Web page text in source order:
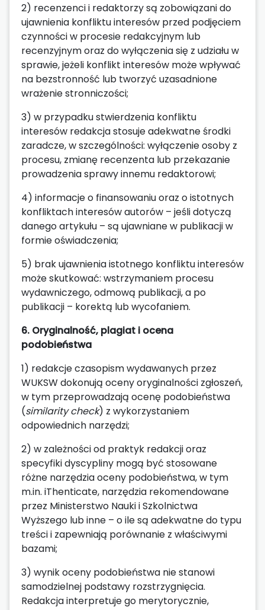
2) recenzenci i redaktorzy są zobowiązani do
ujawnienia konfliktu interesów przed podjęciem
czynności w procesie redakcyjnym lub
recenzyjnym oraz do wyłączenia się z udziału w
sprawie, jeżeli konflikt interesów może wpływać
na bezstronność lub tworzyć uzasadnione
wrażenie stronniczości;
3) w przypadku stwierdzenia konfliktu
interesów redakcja stosuje adekwatne środki
zaradcze, w szczególności: wyłączenie osoby z
procesu, zmianę recenzenta lub przekazanie
prowadzenia sprawy innemu redaktorowi;
4) informacje o finansowaniu oraz o istotnych
konfliktach interesów autorów – jeśli dotyczą
danego artykułu – są ujawniane w publikacji w
formie oświadczenia;
5) brak ujawnienia istotnego konfliktu interesów
może skutkować: wstrzymaniem procesu
wydawniczego, odmową publikacji, a po
publikacji – korektą lub wycofaniem.
6. Oryginalność, plagiat i ocena
podobieństwa
1) redakcje czasopism wydawanych przez
WUKSW dokonują oceny oryginalności zgłoszeń,
w tym przeprowadzają ocenę podobieństwa
(similarity check) z wykorzystaniem
odpowiednich narzędzi;
2) w zależności od praktyk redakcji oraz
specyfiki dyscypliny mogą być stosowane
różne narzędzia oceny podobieństwa, w tym
m.in. iThenticate, narzędzia rekomendowane
przez Ministerstwo Nauki i Szkolnictwa
Wyższego lub inne – o ile są adekwatne do typu
treści i zapewniają porównanie z właściwymi
bazami;
3) wynik oceny podobieństwa nie stanowi
samodzielnej podstawy rozstrzygnięcia.
Redakcja interpretuje go merytorycznie,